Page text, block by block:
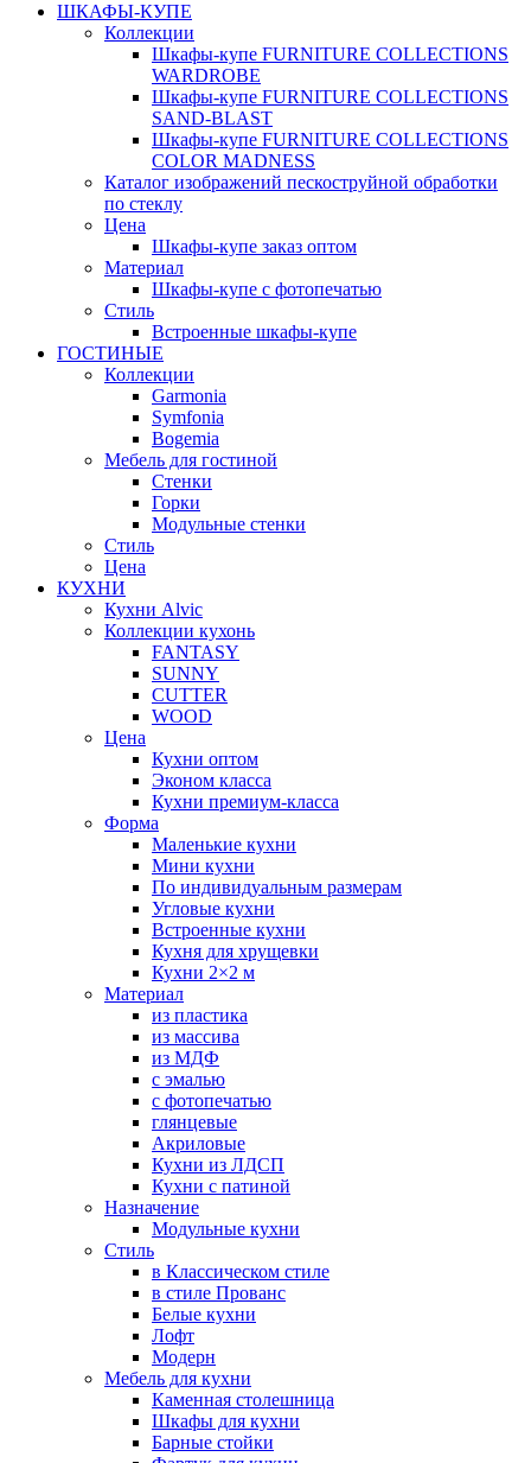
ШКАФЫ-КУПЕ
Коллекции
Шкафы-купе FURNITURE COLLECTIONS
WARDROBE
Шкафы-купе FURNITURE COLLECTIONS
SAND-BLAST
Шкафы-купе FURNITURE COLLECTIONS
COLOR MADNESS
Каталог изображений пескоструйной обработки
по стеклу
Цена
Шкафы-купе заказ оптом
Материал
Шкафы-купе с фотопечатью
Стиль
Встроенные шкафы-купе
ГОСТИНЫЕ
Коллекции
Garmonia
Symfonia
Bogemia
Мебель для гостиной
Стенки
Горки
Модульные стенки
Стиль
Цена
КУХНИ
Кухни Alvic
Коллекции кухонь
FANTASY
SUNNY
CUTTER
WOOD
Цена
Кухни оптом
Эконом класса
Кухни премиум-класса
Форма
Маленькие кухни
Мини кухни
По индивидуальным размерам
Угловые кухни
Встроенные кухни
Кухня для хрущевки
Кухни 2×2 м
Материал
из пластика
из массива
из МДФ
с эмалью
с фотопечатью
глянцевые
Акриловые
Кухни из ЛДСП
Кухни с патиной
Назначение
Модульные кухни
Стиль
в Классическом стиле
в стиле Прованс
Белые кухни
Лофт
Модерн
Мебель для кухни
Каменная столешница
Шкафы для кухни
Барные стойки